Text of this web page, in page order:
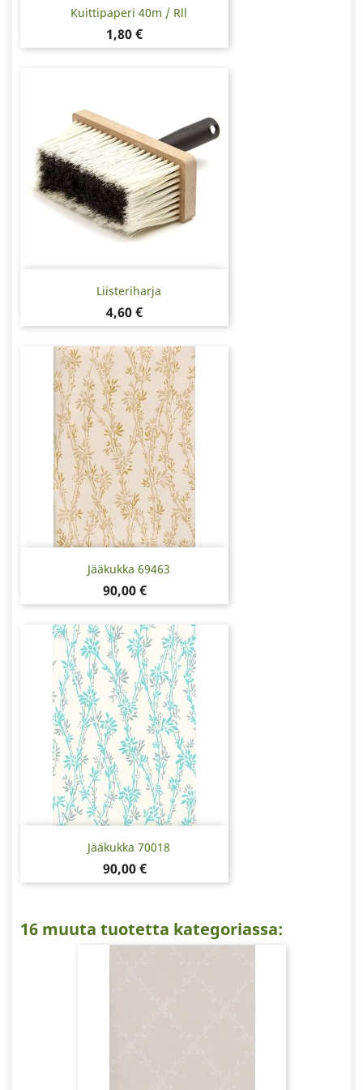
Kuittipaperi 40m / Rll
Hinta
1,80 €
Liisteriharja
Hinta
4,60 €
Jääkukka 69463
Hinta
90,00 €
Jääkukka 70018
Hinta
90,00 €
16 muuta tuotetta kategoriassa: